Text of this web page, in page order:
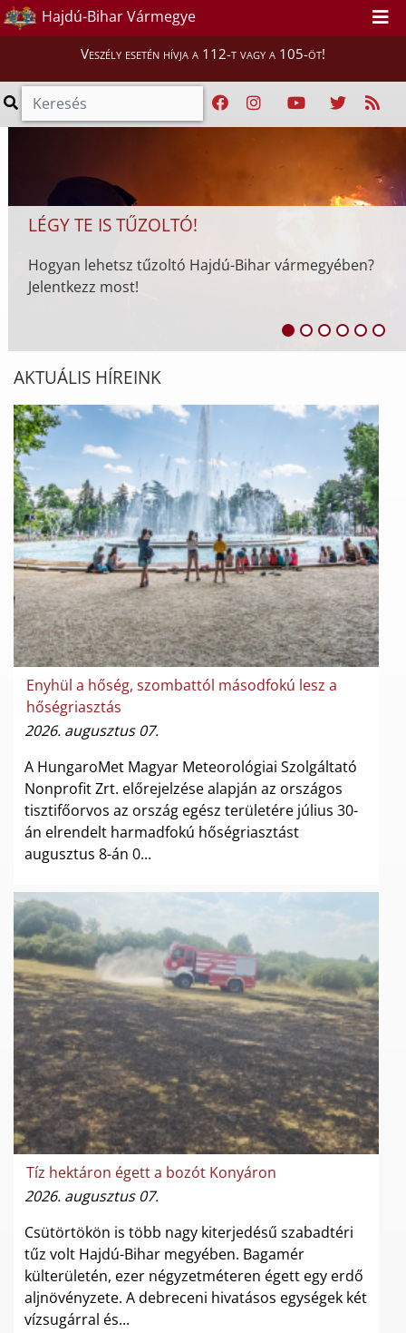
Hajdú-Bihar Vármegye
Veszély esetén hívja a 112-t vagy a 105-öt!
MÁSODFOKÚ LESZ A HŐSÉGRIASZTÁS
A HungaroMet Magyar Meteorológiai Szolgáltató
Nonprofit Zrt. előrejelzése alapján az országos
tisztifőorvos az ország egész területére július 30-án
elrendelt ...
AKTUÁLIS HÍREINK
Enyhül a hőség, szombattól másodfokú lesz a
hőségriasztás
2026. augusztus 07.
A HungaroMet Magyar Meteorológiai Szolgáltató
Nonprofit Zrt. előrejelzése alapján az országos
tisztifőorvos az ország egész területére július 30-
án elrendelt harmadfokú hőségriasztást
augusztus 8-án 0...
Tíz hektáron égett a bozót Konyáron
2026. augusztus 07.
Csütörtökön is több nagy kiterjedésű szabadtéri
tűz volt Hajdú-Bihar megyében. Bagamér
külterületén, ezer négyzetméteren égett egy erdő
aljnövényzete. A debreceni hivatásos egységek két
vízsugárral és...